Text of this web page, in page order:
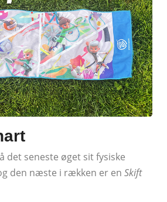
det seneste øget sit fysiske
den næste i rækken er en Skift